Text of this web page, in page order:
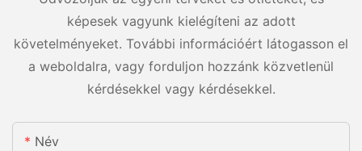
képesek vagyunk kielégíteni az adott
követelményeket. További információért látogasson el
a weboldalra, vagy forduljon hozzánk közvetlenül
kérdésekkel vagy kérdésekkel.
Név